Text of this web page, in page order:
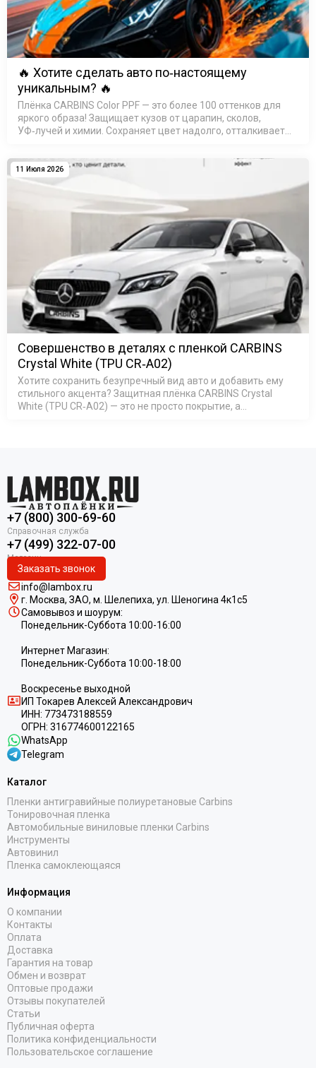
🔥 Хотите сделать авто по‑настоящему
уникальным? 🔥
Плёнка CARBINS Color PPF — это более 100 оттенков для
яркого образа! Защищает кузов от царапин, сколов,
УФ‑лучей и химии. Сохраняет цвет надолго, отталкивает
службы &mdas…
11 Июля 2026
Совершенство в деталях с пленкой CARBINS
Crystal White (TPU CR‑A02)
Хотите сохранить безупречный вид авто и добавить ему
стильного акцента? Защитная плёнка CARBINS Crystal
White (TPU CR‑A02) — это не просто покрытие, а
+7 (800) 300-69-60
+7 (499) 322-07-00
Заказать звонок
info@lambox.ru
г. Москва, ЗАО, м. Шелепиха, ул. Шеногина 4к1c5
Самовывоз и шоурум:
Понедельник-Суббота 10:00-16:00
Интернет Магазин:
Понедельник-Суббота 10:00-18:00
Воскресенье выходной
ИП Токарев Алексей Александрович
ИНН: 773473188559
ОГРН: 316774600122165
WhatsApp
Telegram
Каталог
Пленки антигравийные полиуретановые Carbins
Тонировочная пленка
Автомобильные виниловые пленки Carbins
Инструменты
Автовинил
Пленка самоклеющаяся
Информация
О компании
Контакты
Оплата
Доставка
Гарантия на товар
Обмен и возврат
Оптовые продажи
Отзывы покупателей
Статьи
Публичная оферта
Политика конфиденциальности
Пользовательское соглашение